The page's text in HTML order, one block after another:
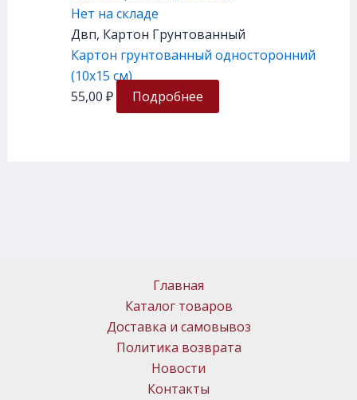
Нет на складе
Двп, Картон Грунтованный
Картон грунтованный односторонний
(10х15 см)
55,00 ₽ Подробнее
Главная
Каталог товаров
Доставка и самовывоз
Политика возврата
Новости
Контакты